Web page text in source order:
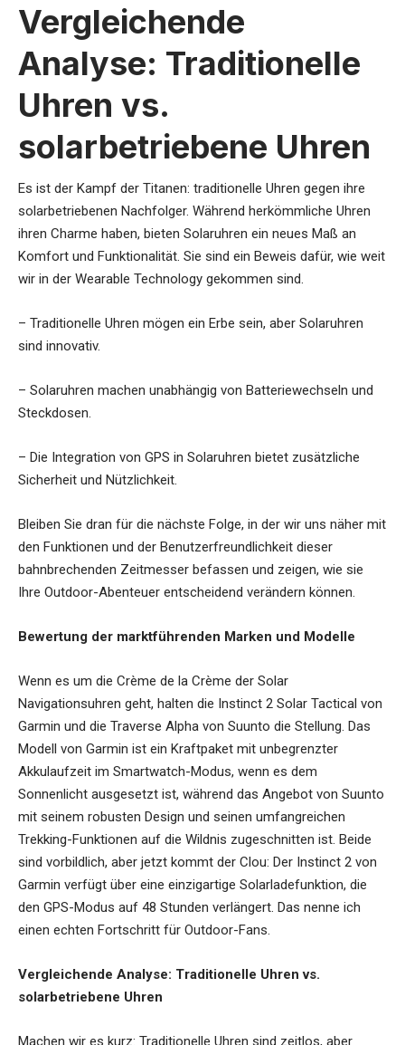
Vergleichende
Analyse: Traditionelle
Uhren vs.
solarbetriebene Uhren
Es ist der Kampf der Titanen: traditionelle Uhren gegen ihre
solarbetriebenen Nachfolger. Während herkömmliche Uhren
ihren Charme haben, bieten Solaruhren ein neues Maß an
Komfort und Funktionalität. Sie sind ein Beweis dafür, wie weit
wir in der Wearable Technology gekommen sind.
– Traditionelle Uhren mögen ein Erbe sein, aber Solaruhren
sind innovativ.
– Solaruhren machen unabhängig von Batteriewechseln und
Steckdosen.
– Die Integration von GPS in Solaruhren bietet zusätzliche
Sicherheit und Nützlichkeit.
Bleiben Sie dran für die nächste Folge, in der wir uns näher mit
den Funktionen und der Benutzerfreundlichkeit dieser
bahnbrechenden Zeitmesser befassen und zeigen, wie sie
Ihre Outdoor-Abenteuer entscheidend verändern können.
Bewertung der marktführenden Marken und Modelle
Wenn es um die Crème de la Crème der Solar
Navigationsuhren geht, halten die Instinct 2 Solar Tactical von
Garmin und die Traverse Alpha von Suunto die Stellung. Das
Modell von Garmin ist ein Kraftpaket mit unbegrenzter
Akkulaufzeit im Smartwatch-Modus, wenn es dem
Sonnenlicht ausgesetzt ist, während das Angebot von Suunto
mit seinem robusten Design und seinen umfangreichen
Trekking-Funktionen auf die Wildnis zugeschnitten ist. Beide
sind vorbildlich, aber jetzt kommt der Clou: Der Instinct 2 von
Garmin verfügt über eine einzigartige Solarladefunktion, die
den GPS-Modus auf 48 Stunden verlängert. Das nenne ich
einen echten Fortschritt für Outdoor-Fans.
Vergleichende Analyse: Traditionelle Uhren vs.
solarbetriebene Uhren
Machen wir es kurz: Traditionelle Uhren sind zeitlos, aber